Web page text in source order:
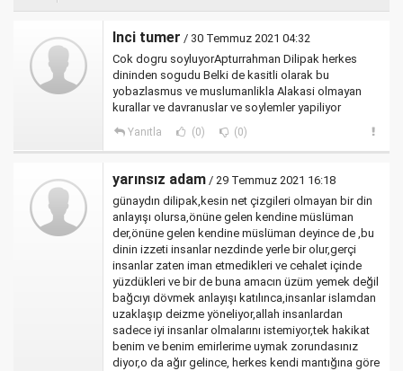
Inci tumer / 30 Temmuz 2021 04:32
Cok dogru soyluyorApturrahman Dilipak herkes
dininden sogudu Belki de kasitli olarak bu
yobazlasmus ve muslumanlikla Alakasi olmayan
kurallar ve davranuslar ve soylemler yapiliyor
Yanıtla (0) (0)
yarınsız adam / 29 Temmuz 2021 16:18
günaydın dilipak,kesin net çizgileri olmayan bir din
anlayışı olursa,önüne gelen kendine müslüman
der,önüne gelen kendine müslüman deyince de ,bu
dinin izzeti insanlar nezdinde yerle bir olur,gerçi
insanlar zaten iman etmedikleri ve cehalet içinde
yüzdükleri ve bir de buna amacın üzüm yemek değil
bağcıyı dövmek anlayışı katılınca,insanlar islamdan
uzaklaşıp deizme yöneliyor,allah insanlardan
sadece iyi insanlar olmalarını istemiyor,tek hakikat
benim ve benim emirlerime uymak zorundasınız
diyor,o da ağır gelince, herkes kendi mantığına göre